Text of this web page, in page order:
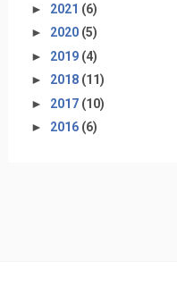
► 2021 (6)
► 2020 (5)
► 2019 (4)
► 2018 (11)
► 2017 (10)
► 2016 (6)